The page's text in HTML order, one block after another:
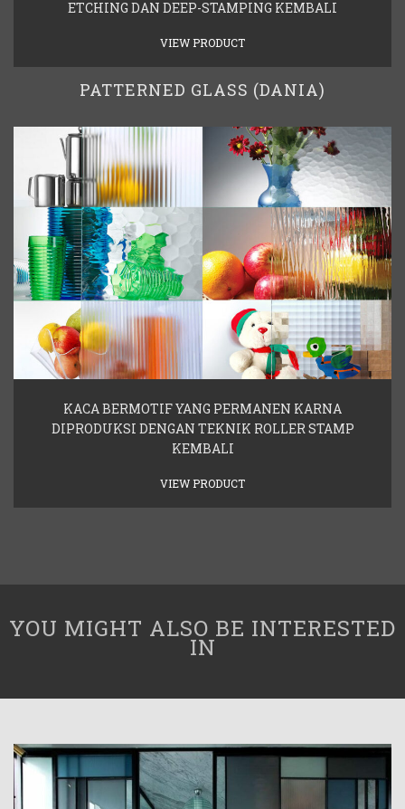
ETCHING DAN DEEP-STAMPING KEMBALI
VIEW PRODUCT
PATTERNED GLASS (DANIA)
KACA BERMOTIF YANG PERMANEN KARNA
DIPRODUKSI DENGAN TEKNIK ROLLER STAMP
KEMBALI
VIEW PRODUCT
YOU MIGHT ALSO BE INTERESTED
IN